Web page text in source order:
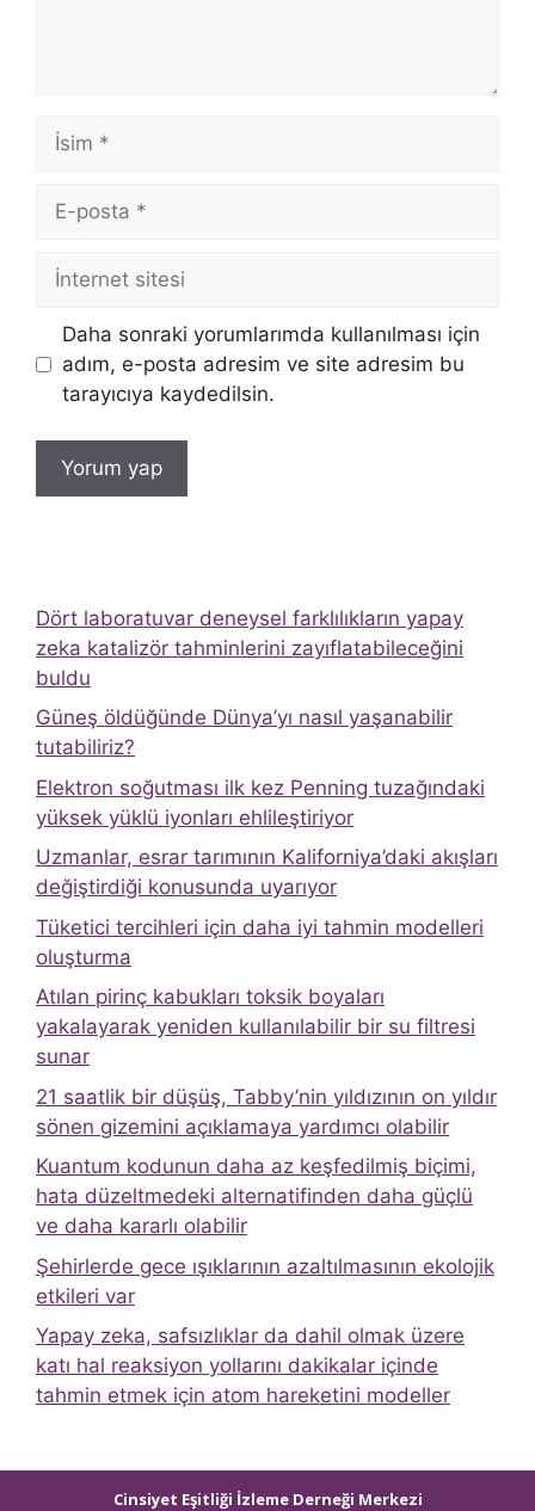
İsim
posta
İnternet
Daha sonraki yorumlarımda kullanılması için
adım, e-posta adresim ve site adresim bu
tarayıcıya kaydedilsin.
Dört laboratuvar deneysel farklılıkların yapay
zeka katalizör tahminlerini zayıflatabileceğini
buldu
Güneş öldüğünde Dünya’yı nasıl yaşanabilir
tutabiliriz?
Elektron soğutması ilk kez Penning tuzağındaki
yüksek yüklü iyonları ehlileştiriyor
Uzmanlar, esrar tarımının Kaliforniya’daki akışları
değiştirdiği konusunda uyarıyor
Tüketici tercihleri ​​için daha iyi tahmin modelleri
oluşturma
Atılan pirinç kabukları toksik boyaları
yakalayarak yeniden kullanılabilir bir su filtresi
sunar
21 saatlik bir düşüş, Tabby’nin yıldızının on yıldır
sönen gizemini açıklamaya yardımcı olabilir
Kuantum kodunun daha az keşfedilmiş biçimi,
hata düzeltmedeki alternatifinden daha güçlü
ve daha kararlı olabilir
Şehirlerde gece ışıklarının azaltılmasının ekolojik
etkileri var
Yapay zeka, safsızlıklar da dahil olmak üzere
katı hal reaksiyon yollarını dakikalar içinde
tahmin etmek için atom hareketini modeller
Cinsiyet Eşitliği İzleme Derneği Merkezi